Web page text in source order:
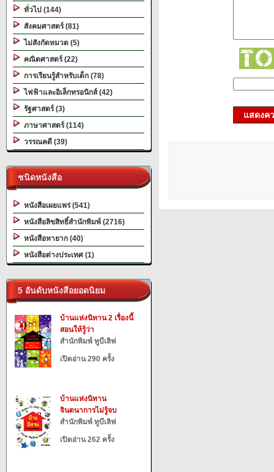
ทั่วไป (144)
สังคมศาสตร์ (81)
ไม่สังกัดหมวด (5)
คณิตศาสตร์ (22)
การเรียนรู้สำหรับเด็ก (78)
ไฟฟ้าและอิเล็กทรอนิกส์ (42)
รัฐศาสตร์ (3)
ภาษาศาสตร์ (114)
วรรณคดี (39)
ชนิดหนังสือ
หนังสือเผยแพร่ (541)
หนังสือลิขสิทธิ์สำนักพิมพ์ (2716)
หนังสือหายาก (40)
หนังสือต่างประเทศ (1)
5 อันดับหนังสือยอดนิยม
บ้านแห่งนิทาน 2 เรื่องนี้
สอนให้รู้ว่า
สำนักพิมพ์ ทูบีเลิฟ
เปิดอ่าน 290 ครั้ง
บ้านแห่งนิทาน
จินตนาการไม่รู้จบ
สำนักพิมพ์ ทูบีเลิฟ
เปิดอ่าน 262 ครั้ง
แสดงค